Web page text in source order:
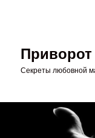
Приворот
Секреты любовной